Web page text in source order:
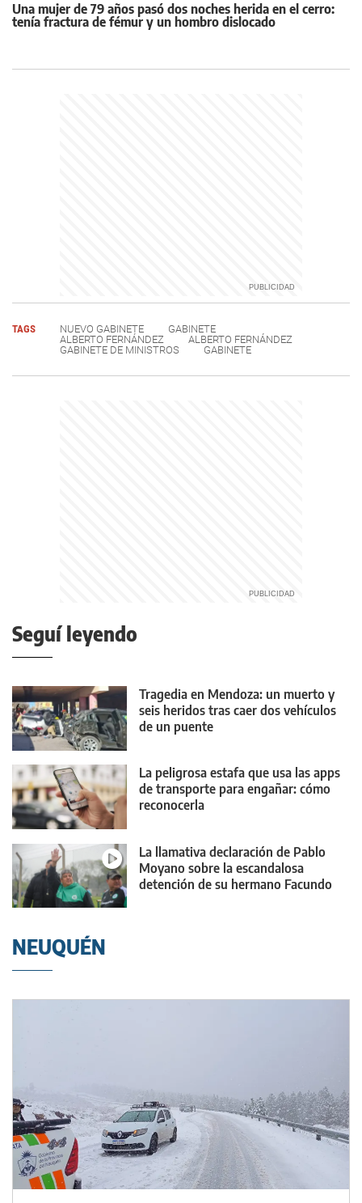
Una mujer de 79 años pasó dos noches herida en el cerro:
tenía fractura de fémur y un hombro dislocado
TAGS NUEVO GABINETE
GABINETE
ALBERTO FERNÁNDEZ
ALBERTO FERNÁNDEZ
GABINETE DE MINISTROS
GABINETE
Seguí leyendo
Tragedia en Mendoza: un muerto y
seis heridos tras caer dos vehículos
de un puente
La peligrosa estafa que usa las apps
de transporte para engañar: cómo
reconocerla
La llamativa declaración de Pablo
Moyano sobre la escandalosa
detención de su hermano Facundo
NEUQUÉN